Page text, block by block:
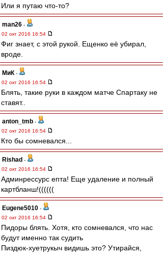
Или я путаю что-то?
man26 -
02 окт 2016 16:54
Фиг знает, с этой рукой. Ещенко её убирал,
вроде.
МиК -
02 окт 2016 16:54
Блять, такие руки в каждом матче Спартаку не
ставят..
anton_tmb -
02 окт 2016 16:54
Кто бы сомневался...
Rishad -
02 окт 2016 16:54
Админрессурс епта! Еще удаление и полный
картбланш!((((((
Eugene5010 -
02 окт 2016 16:54
Пидоры блять. Хотя, кто сомневался, что нас
будут именно так судить
Пиздюк-хуетрукыч видишь это? Утирайся,